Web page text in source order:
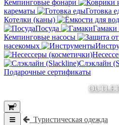
Кемпинговые фонари
карематы
Готовка
Котелки (каны)
Посуда
Гамаки
Кемпинговые насосы
насекомых
Слэклайн
Подарочные сертификаты
0
Туристическая одежда